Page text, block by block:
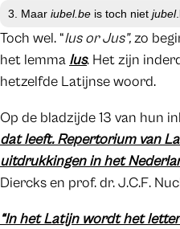
3. Maar iubel.be is toch niet jubel
Toch wel. “Ius or Jus”,zo
het lemma Ius. Het zijn
hetzelfde Latijnse woord.
Op de bladzijde 13 van hun
dat leeft. Repertorium van
uitdrukkingen in het
Diercks en prof. dr. J.C.F.
“In het Latijn wordt het